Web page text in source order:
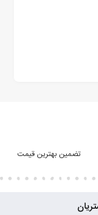
تضمین بهترین قیمت